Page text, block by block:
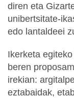
diren eta
unibertsitate-
edo lantaldeei
Ikerketa
beren
irekian:
eztabaidak,